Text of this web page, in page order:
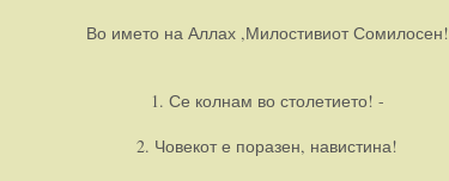
Во името на Аллах ,Милостивиот Сомилосен!
1. Се колнам во столетието! -
2. Човекот е поразен, навистина!